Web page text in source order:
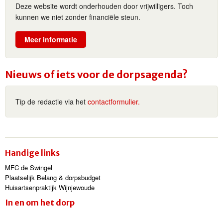
Deze website wordt onderhouden door vrijwilligers. Toch
kunnen we niet zonder financiële steun.
Meer informatie
Nieuws of iets voor de dorpsagenda?
Tip de redactie via het contactformulier.
Handige links
MFC de Swingel
Plaatselijk Belang & dorpsbudget
Huisartsenpraktijk Wijnjewoude
In en om het dorp